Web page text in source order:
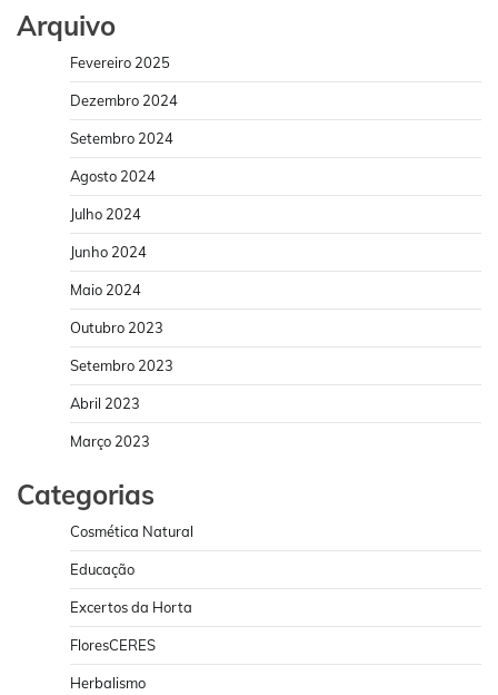
Arquivo
Fevereiro 2025
Dezembro 2024
Setembro 2024
Agosto 2024
Julho 2024
Junho 2024
Maio 2024
Outubro 2023
Setembro 2023
Abril 2023
Março 2023
Categorias
Cosmética Natural
Educação
Excertos da Horta
FloresCERES
Herbalismo